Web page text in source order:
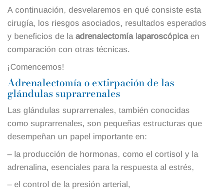
A continuación, desvelaremos en qué consiste esta
cirugía, los riesgos asociados, resultados esperados
y beneficios de la adrenalectomía laparoscópica en
comparación con otras técnicas.
¡Comencemos!
Adrenalectomía o extirpación de las
glándulas suprarrenales
Las glándulas suprarrenales, también conocidas
como suprarrenales, son pequeñas estructuras que
desempeñan un papel importante en:
– la producción de hormonas, como el cortisol y la
adrenalina, esenciales para la respuesta al estrés,
– el control de la presión arterial,